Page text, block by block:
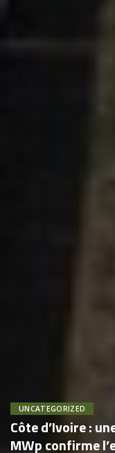
UNCATEGORIZED
Côte d’Ivoire :
MWp confirme